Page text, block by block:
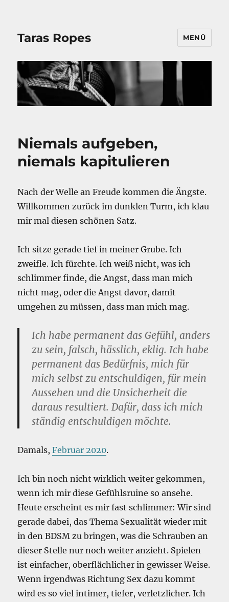
Taras Ropes MENÜ
Niemals aufgeben,
niemals kapitulieren
Nach der Welle an Freude kommen die Ängste.
Willkommen zurück im dunklen Turm, ich klau
mir mal diesen schönen Satz.
Ich sitze gerade tief in meiner Grube. Ich
zweifle. Ich fürchte. Ich weiß nicht, was ich
schlimmer finde, die Angst, dass man mich
nicht mag, oder die Angst davor, damit
umgehen zu müssen, dass man mich mag.
Ich habe permanent das Gefühl, anders
zu sein, falsch, hässlich, eklig. Ich habe
permanent das Bedürfnis, mich für
mich selbst zu entschuldigen, für mein
Aussehen und die Unsicherheit die
daraus resultiert. Dafür, dass ich mich
ständig entschuldigen möchte.
Damals,Februar 2020.
Ich bin noch nicht wirklich weiter gekommen,
wenn ich mir diese Gefühlsruine so ansehe.
Heute erscheint es mir fast schlimmer: Wir sind
gerade dabei, das Thema Sexualität wieder mit
in den BDSM zu bringen, was die Schrauben an
dieser Stelle nur noch weiter anzieht. Spielen
ist einfacher, oberflächlicher in gewisser Weise.
Wenn irgendwas Richtung Sex dazu kommt
wird es so viel intimer, tiefer, verletzlicher. Ich